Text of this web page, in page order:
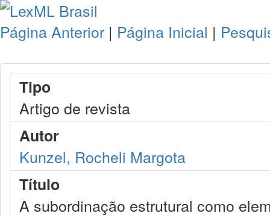
Página Anterior | Página Inicial |
Tipo
Artigo de revista
Autor
Kunzel, Rocheli Margota
Título
A subordinação estrutural como